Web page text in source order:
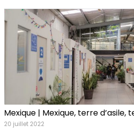
Mexique | Mexique, terre d’asile,
20 juillet 2022